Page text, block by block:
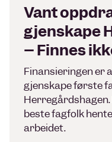
Vant
gjenskape
– Finnes
Finansieringen er
gjenskape første
Herregårdshagen.
beste fagfolk
arbeidet.